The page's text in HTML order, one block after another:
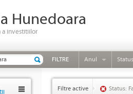
Hunedoara
a investitiilor
FILTRE Anul Status
Filtre active Status: